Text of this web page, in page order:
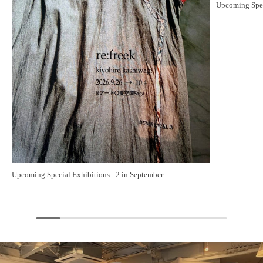
Upcoming Special Exhibitions - 2 in September
Upcoming